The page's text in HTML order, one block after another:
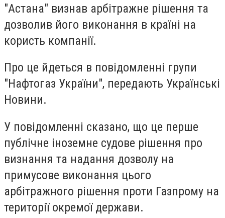
"Астана" визнав арбітражне рішення та
дозволив його виконання в країні на
користь компанії.
Про це йдеться в повідомленні групи
"Нафтогаз України", передають Українські
Новини.
У повідомленні сказано, що це перше
публічне іноземне судове рішення про
визнання та надання дозволу на
примусове виконання цього
арбітражного рішення проти Газпрому на
території окремої держави.